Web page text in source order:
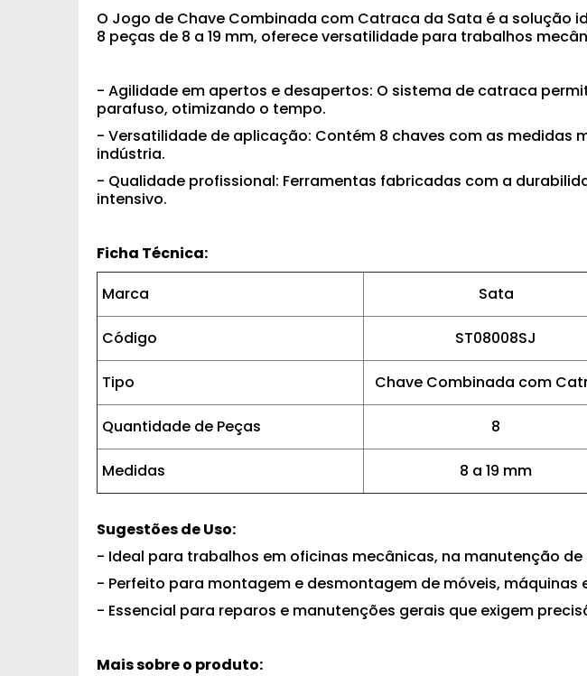
O Jogo de Chave Combinada com Catraca da Sata é a
8 peças de 8 a 19 mm, oferece versatilidade para trabalhos
- Agilidade em apertos e desapertos: O sistema de catraca
parafuso, otimizando o tempo.
- Versatilidade de aplicação: Contém 8 chaves com as medidas
indústria.
- Qualidade profissional: Ferramentas fabricadas com a
intensivo.
Ficha Técnica:
Marca
Sata
Código ST08008SJ
Tipo Chave Combinada com
Quantidade de Peças 8
Medidas 8 a 19 mm
Sugestões de Uso:
- Ideal para trabalhos em oficinas mecânicas, na manutenção
- Perfeito para montagem e desmontagem de móveis, máquinas
- Essencial para reparos e manutenções gerais que exigem
Mais sobre o produto: